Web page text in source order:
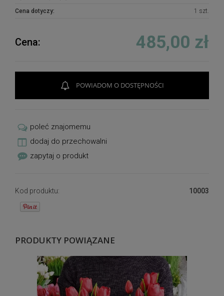
Cena dotyczy: 1 szt.
Cena: 485,00 zł
POWIADOM O DOSTĘPNOŚCI
poleć znajomemu
dodaj do przechowalni
zapytaj o produkt
Kod produktu: 10003
PRODUKTY POWIĄZANE